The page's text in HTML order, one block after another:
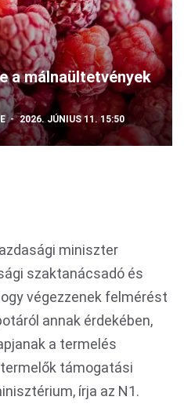
a málnaültetvények
2026. JÚNIUS 11. 15:50
miniszter
szaktanácsadó és
végezzenek felmérést
annak érdekében,
a termelés
támogatási
írja az N1.